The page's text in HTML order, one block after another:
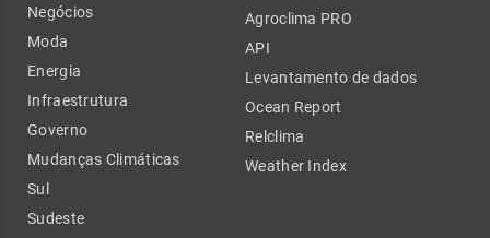
Negócios
Moda
Energia
Infraestrutura
Governo
Mudanças Climáticas
Sul
Sudeste
Agroclima PRO
API
Levantamento de dados
Ocean Report
Relclima
Weather Index